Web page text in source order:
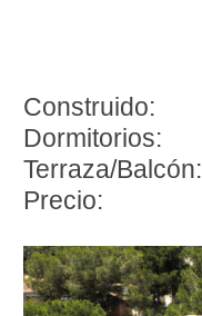
Construido:
Dormitorios:
Terraza/Balcón:
Precio: